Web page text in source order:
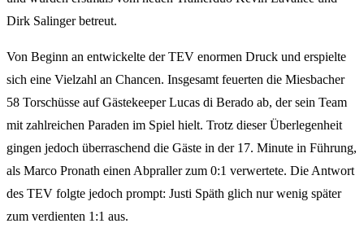
Dirk Salinger betreut.
Von Beginn an entwickelte der TEV enormen Druck und erspielte
sich eine Vielzahl an Chancen. Insgesamt feuerten die Miesbacher
58 Torschüsse auf Gästekeeper Lucas di Berado ab, der sein Team
mit zahlreichen Paraden im Spiel hielt. Trotz dieser Überlegenheit
gingen jedoch überraschend die Gäste in der 17. Minute in Führung,
als Marco Pronath einen Abpraller zum 0:1 verwertete. Die Antwort
des TEV folgte jedoch prompt: Justi Späth glich nur wenig später
zum verdienten 1:1 aus.